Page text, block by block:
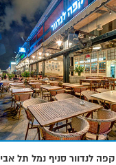
קפה לנדוור סניף נמל תל אביב